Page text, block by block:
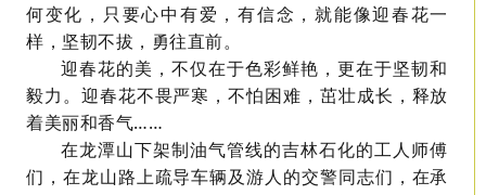
何变化，只要心中有爱，有信念，就能像迎春花一
样，坚韧不拔，勇往直前。
迎春花的美，不仅在于色彩鲜艳，更在于坚韧和
毅力。迎春花不畏严寒，不怕困难，茁壮成长，释放
着美丽和香气……
在龙潭山下架制油气管线的吉林石化的工人师傅
们，在龙山路上疏导车辆及游人的交警同志们，在承